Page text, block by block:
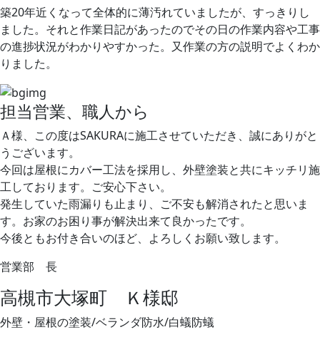
築20年近くなって全体的に薄汚れていましたが、すっきりし
ました。それと作業日記があったのでその日の作業内容や工事
の進捗状況がわかりやすかった。又作業の方の説明でよくわか
りました。
担当営業、職人から
Ａ様、この度はSAKURAに施工させていただき、誠にありがと
うございます。
今回は屋根にカバー工法を採用し、外壁塗装と共にキッチリ施
工しております。ご安心下さい。
発生していた雨漏りも止まり、ご不安も解消されたと思いま
す。お家のお困り事が解決出来て良かったです。
今後ともお付き合いのほど、よろしくお願い致します。
営業部 長
高槻市大塚町 Ｋ様邸
外壁・屋根の塗装/ベランダ防水/白蟻防蟻